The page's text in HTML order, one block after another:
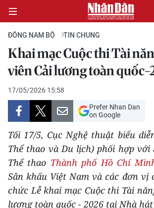
CHÍNH TRỊ
KINH TẾ
VĂN HÓA
XÃ HỘI
PHÁP LUẬT
DU LỊCH
ĐÔNG NAM BỘ TIN CHUNG
Khai mạc Cuộc thi Tài
viên Cải lương toàn
17/05/2026 15:58
Prefer Nhan Dan
on Google
Tối 17/5, Cục Nghệ thuật biểu
Thể thao và Du lịch) phối hợp với
Thể thao Thành phố Hồ Chí
Sân khấu Việt Nam và các đơn vị
chức Lễ khai mạc Cuộc thi Tài
lương toàn quốc - 2026 tại Nhà